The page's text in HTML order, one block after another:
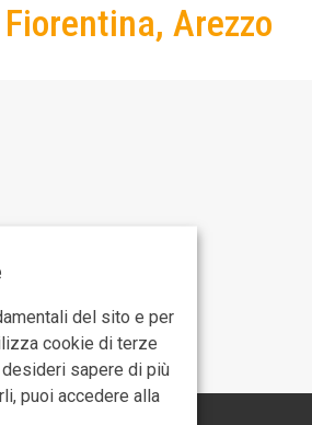
Arezzo
del sito e per
cookie di terze
sapere di più
puoi accedere alla